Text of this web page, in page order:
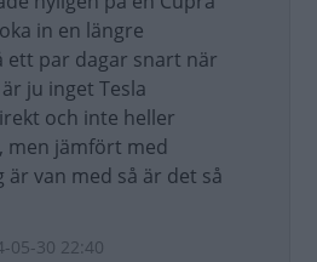
in en längre
ett par dagar snart när
ju inget Tesla
och inte heller
men jämfört med
är van med så är det så
05-30 22:40